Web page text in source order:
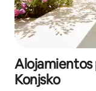
Alojamientos
Konjsko